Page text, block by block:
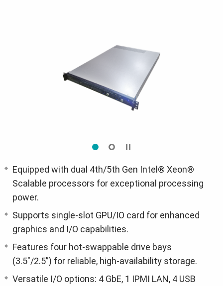
Equipped with dual 4th/5th Gen Intel® Xeon®
Scalable processors for exceptional processing
power.
Supports single-slot GPU/IO card for enhanced
graphics and I/O capabilities.
Features four hot-swappable drive bays
(3.5"/2.5”) for reliable, high-availability storage.
Versatile I/O options: 4 GbE, 1 IPMI LAN, 4 USB